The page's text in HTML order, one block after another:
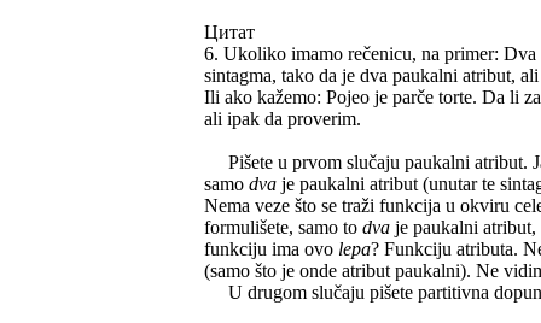
Цитат
6. Ukoliko imamo rečenicu, na primer:
sintagma, tako da je dva paukalni atribut,
Ili ako kažemo: Pojeo je parče torte. Da li
ali ipak da proverim.
Pišete u prvom slučaju paukalni atribut.
samo dva je paukalni atribut (unutar te
Nema veze što se traži funkcija u okviru
formulišete, samo to dva je paukalni
funkciju ima ovo lepa? Funkciju atributa.
(samo što je onde atribut paukalni). Ne
U drugom slučaju pišete partitivna